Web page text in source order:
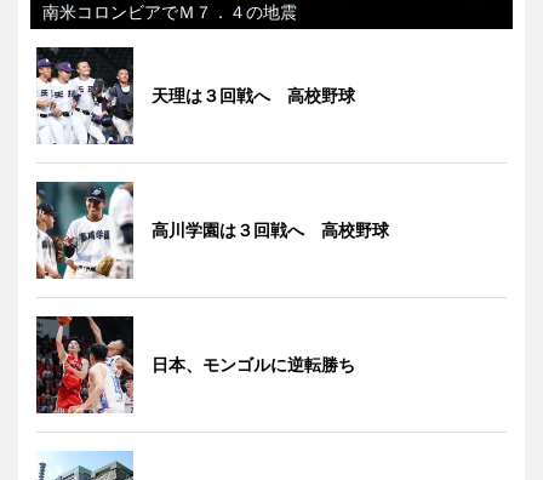
南米コロンビアでＭ７．４の地震
天理は３回戦へ 高校野球
高川学園は３回戦へ 高校野球
日本、モンゴルに逆転勝ち